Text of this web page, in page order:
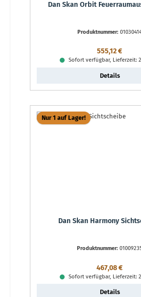
Dan Skan Orbit
Produktnummer:
Regulärer
555,12 €
Sofort verfügbar, Lieferzeit:
Details
Nur 1 auf Lager!
Dan Skan Harmony
Produktnummer:
Regulärer
467,08 €
Sofort verfügbar, Lieferzeit:
Details